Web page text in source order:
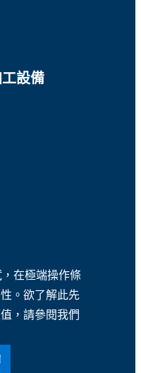
設備
在極端操作條
。欲了解此先
，請參閱我們